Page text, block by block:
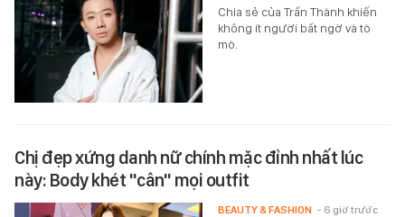
Chia sẻ của Trấn Thành khiến
không ít người bất ngờ và tò
mò.
Chị đẹp xứng danh nữ chính mặc đỉnh nhất lúc
này: Body khét "cân" mọi outfit
BEAUTY & FASHION - 6 giờ trước